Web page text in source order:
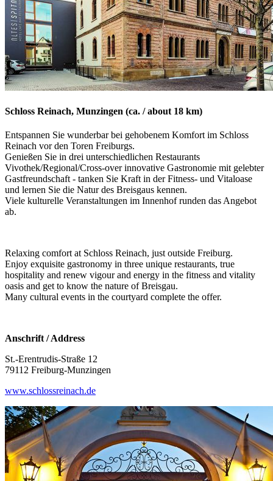
Schloss Reinach, Munzingen (ca. / about 18 km)
Entspannen Sie wunderbar bei gehobenem Komfort im Schloss
Reinach vor den Toren Freiburgs.
Genießen Sie in drei unterschiedlichen Restaurants
Vivothek/Regional/Cross-over innovative Gastronomie mit gelebter
Gastfreundschaft - tanken Sie Kraft in der Fitness- und Vitaloase
und lernen Sie die Natur des Breisgaus kennen.
Viele kulturelle Veranstaltungen im Innenhof runden das Angebot
ab.
Relaxing comfort at Schloss Reinach, just outside Freiburg.
Enjoy exquisite gastronomy in three unique restaurants, true
hospitality and renew vigour and energy in the fitness and vitality
oasis and get to know the nature of Breisgau.
Many cultural events in the courtyard complete the offer.
Anschrift / Address
St.-Erentrudis-Straße 12
79112 Freiburg-Munzingen
www.schlossreinach.de